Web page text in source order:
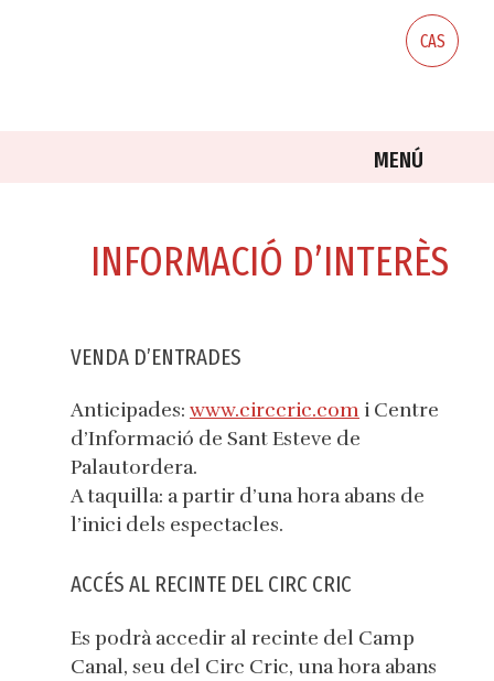
CAS
MENÚ
INFORMACIÓ D’INTERÈS
VENDA D’ENTRADES
Anticipades: www.circcric.com i Centre
d’Informació de Sant Esteve de
Palautordera.
A taquilla: a partir d’una hora abans de
l’inici dels espectacles.
ACCÉS AL RECINTE DEL CIRC CRIC
Es podrà accedir al recinte del Camp
Canal, seu del Circ Cric, una hora abans